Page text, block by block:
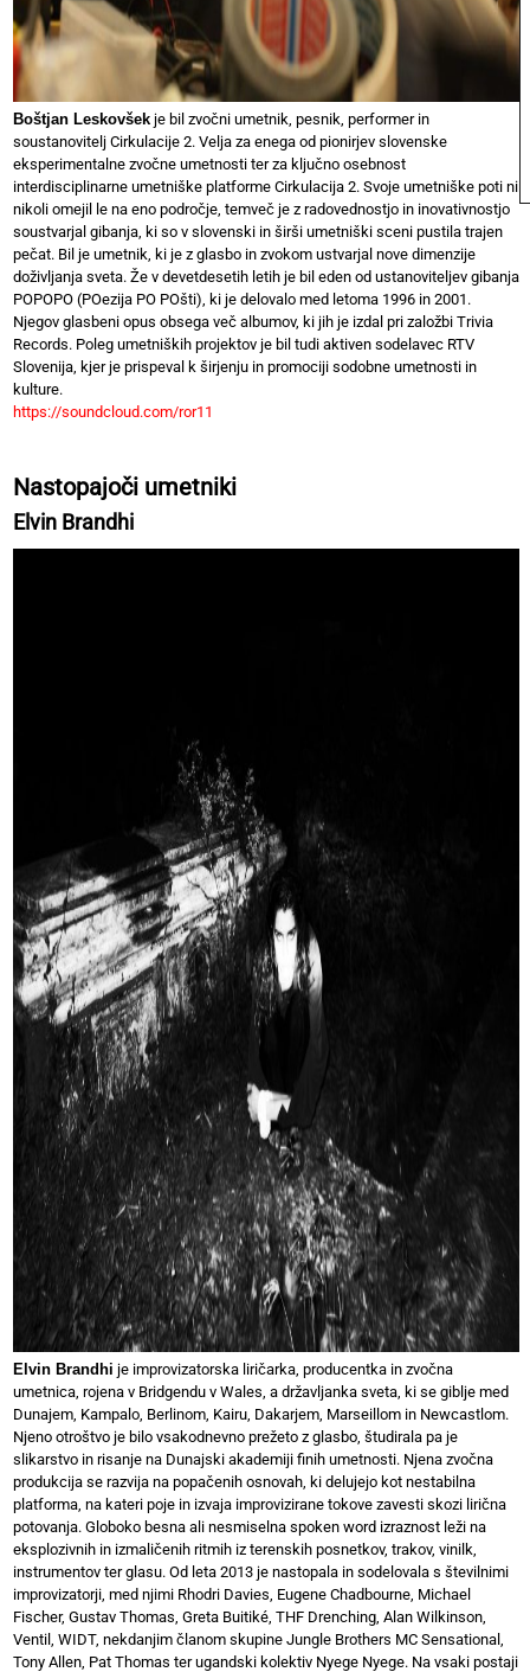
Boštjan Leskovšek je bil zvočni umetnik, pesnik, performer in
soustanovitelj Cirkulacije 2. Velja za enega od pionirjev slovenske
eksperimentalne zvočne umetnosti ter za ključno osebnost
interdisciplinarne umetniške platforme Cirkulacija 2. Svoje umetniške poti ni
nikoli omejil le na eno področje, temveč je z radovednostjo in inovativnostjo
soustvarjal gibanja, ki so v slovenski in širši umetniški sceni pustila trajen
pečat. Bil je umetnik, ki je z glasbo in zvokom ustvarjal nove dimenzije
doživljanja sveta. Že v devetdesetih letih je bil eden od ustanoviteljev gibanja
POPOPO (POezija PO POšti), ki je delovalo med letoma 1996 in 2001.
Njegov glasbeni opus obsega več albumov, ki jih je izdal pri založbi Trivia
Records. Poleg umetniških projektov je bil tudi aktiven sodelavec RTV
Slovenija, kjer je prispeval k širjenju in promociji sodobne umetnosti in
kulture.
https://soundcloud.com/ror11
Nastopajoči umetniki
Elvin Brandhi
Elvin Brandhi je improvizatorska liričarka, producentka in zvočna
umetnica, rojena v Bridgendu v Wales, a državljanka sveta, ki se giblje med
Dunajem, Kampalo, Berlinom, Kairu, Dakarjem, Marseillom in Newcastlom.
Njeno otroštvo je bilo vsakodnevno prežeto z glasbo, študirala pa je
slikarstvo in risanje na Dunajski akademiji finih umetnosti. Njena zvočna
produkcija se razvija na popačenih osnovah, ki delujejo kot nestabilna
platforma, na kateri poje in izvaja improvizirane tokove zavesti skozi lirična
potovanja. Globoko besna ali nesmiselna spoken word izraznost leži na
eksplozivnih in izmaličenih ritmih iz terenskih posnetkov, trakov, vinilk,
instrumentov ter glasu. Od leta 2013 je nastopala in sodelovala s številnimi
improvizatorji, med njimi Rhodri Davies, Eugene Chadbourne, Michael
Fischer, Gustav Thomas, Greta Buitiké, THF Drenching, Alan Wilkinson,
Ventil, WIDT, nekdanjim članom skupine Jungle Brothers MC Sensational,
Tony Allen, Pat Thomas ter ugandski kolektiv Nyege Nyege. Na vsaki postaji